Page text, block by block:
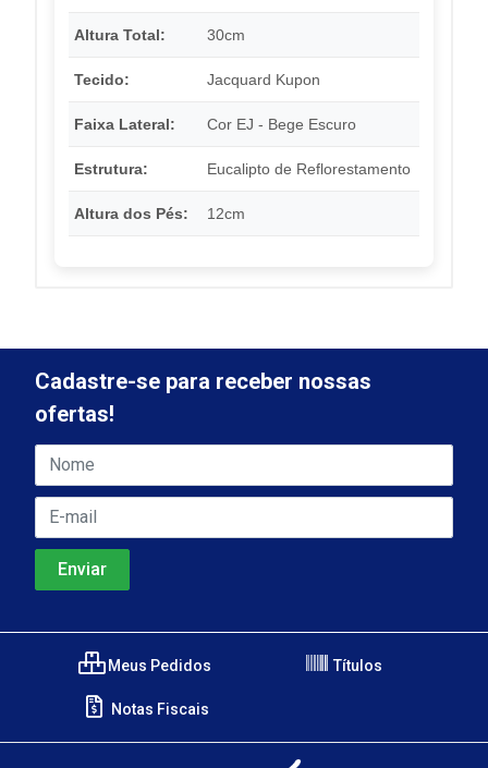
Altura Total: 30cm
Tecido: Jacquard Kupon
Faixa Lateral: Cor EJ - Bege Escuro
Estrutura: Eucalipto de Reflorestamento
Altura dos Pés: 12cm
Cadastre-se para receber nossas
ofertas!
Meus Pedidos Títulos
Notas Fiscais